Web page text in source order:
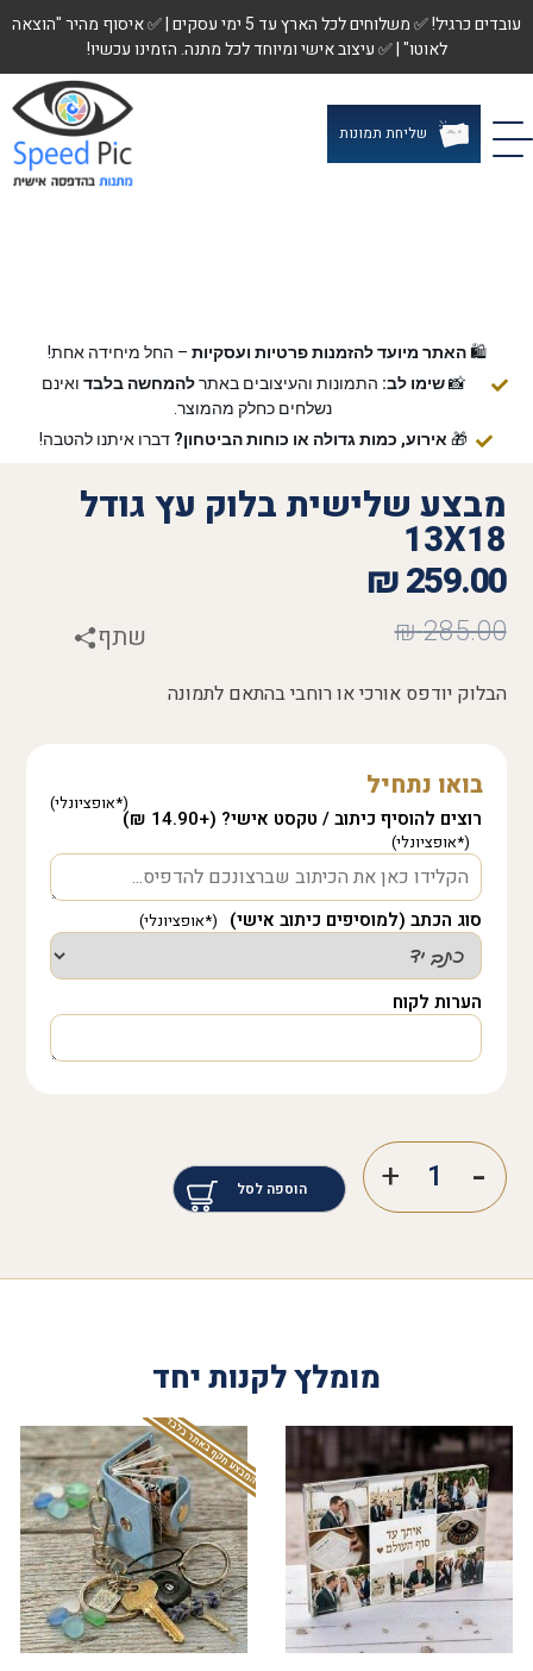
עובדים כרגיל! ✅ משלוחים לכל הארץ עד 5 ימי עסקים | ✅ איסוף מהיר "הוצאה
לאוטו" | ✅ עיצוב אישי ומיוחד לכל מתנה. הזמינו עכשיו!
שליחת תמונות
🛍️האתר מיועד להזמנות פרטיות ועסקיות – החל מיחידה אחת!
📸שימו לב: התמונות והעיצובים באתרלהמחשה בלבד ואינם
נשלחים כחלק מהמוצר.
🎁 אירוע, כמות גדולה או כוחות הביטחון? דברו איתנו להטבה!
מבצע שלישית בלוק עץ גודל
13X18
259.00
₪
285.00
₪ שתף
הבלוק יודפס אורכי או רוחבי בהתאם לתמונה
בואו נתחיל
רוצים להוסיף כיתוב / טקסט אישי? (+14.90 ₪)
סוג הכתב (למוסיפים כיתוב אישי)
הערות לקוח
הוספה לסל
מומלץ לקנות יחד
המבצע תקף באתר בלבד